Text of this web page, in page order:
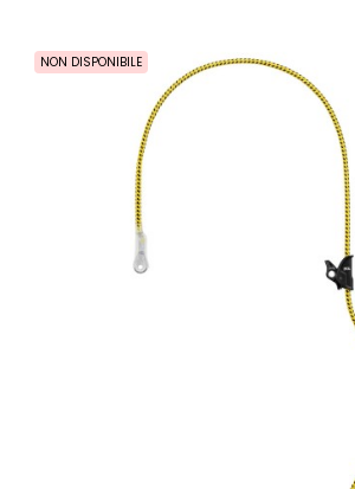
NON DISPONIBILE